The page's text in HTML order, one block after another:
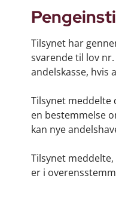
Tilsynet har
svarende til lov
andelskasse, hvis
Tilsynet meddelte
en bestemmelse
kan nye
Tilsynet
er i